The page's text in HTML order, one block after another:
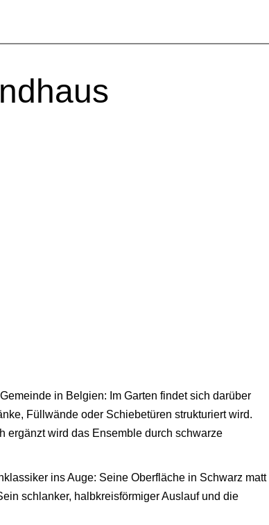
in Belgien: Im Garten findet sich darüber
Füllwände oder Schiebetüren strukturiert wird.
ergänzt wird das Ensemble durch schwarze
ins Auge: Seine Oberfläche in Schwarz matt
schlanker, halbkreisförmiger Auslauf und die